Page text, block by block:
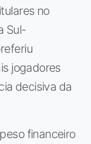
no
Sul-
jogadores
decisiva da
financeiro